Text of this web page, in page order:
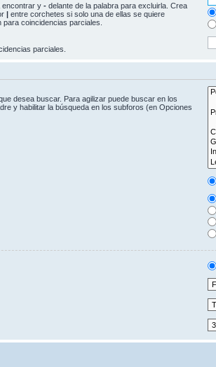
encontrar y - delante de la palabra para excluirla. Crea
| entre corchetes si solo una de ellas se quiere
para coincidencias parciales.
parciales.
desea buscar. Para agilizar puede buscar en los
y habilitar la búsqueda en los subforos (en Opciones